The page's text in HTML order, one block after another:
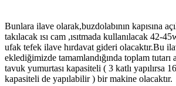
Bunlara ilave olarak,buzdolabının kapısına
takılacak ısı cam ,ısıtmada kullanılacak 42-
ufak tefek ilave hırdavat gideri olacaktır.Bu
eklediğimizde tamamlandığında toplam
tavuk yumurtası kapasiteli ( 3 katlı yapılırsa
kapasiteli de yapılabilir ) bir makine olacaktır.